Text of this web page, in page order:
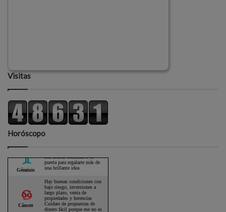
Visitas
Horóscopo